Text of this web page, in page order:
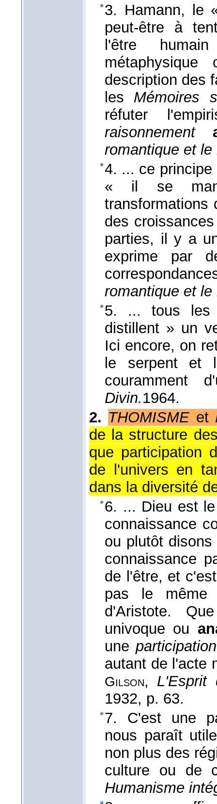
3. Hamann, le
peut-être à
l'être
description des
les Mémoires
réfuter
raisonnement
romantique et le
4. ... ce
« il se
transformations
des
parties, il y a
exprime par
romantique et le
5. ... tous les
distillent » un
Ici encore, on
le serpent et
couramment
Divin.1964.
2. THOMISME et
de la structure
que participation
de l'univers en
dans la diversité
6. ... Dieu est
connaissance
ou plutôt
connaissance
de l'être, et
pas le
d'Aristote.
univoque ou
une participation
autant de l'acte
Gilson, L'Esprit
1932, p. 63.
7. C'est une
nous paraît
non plus des
culture ou de
Humanisme